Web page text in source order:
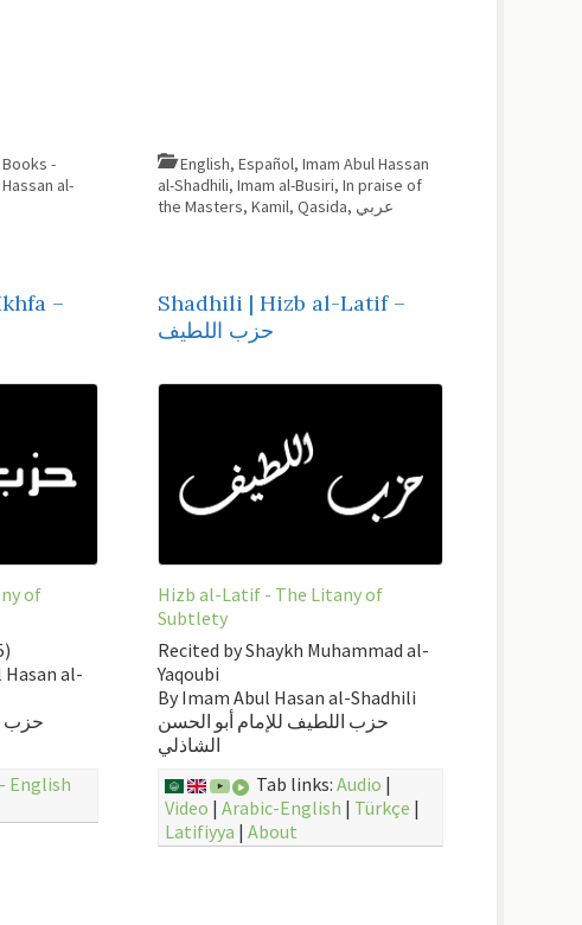
Books -
al-
English, Español, Imam Abul Hassan
al-Shadhili, Imam al-Busiri, In praise of
the Masters, Kamil, Qasida, عربي
–
of
al-
حزب
English
Shadhili | Hizb al-Latif –
حزب اللطيف
Hizb al-Latif - The Litany of
Subtlety
Recited by Shaykh Muhammad al-
Yaqoubi
By Imam Abul Hasan al-Shadhili
حزب اللطيف للإمام أبو الحسن
الشاذلي
Tab links: Audio |
Video | Arabic-English | Türkçe |
Latifiyya | About